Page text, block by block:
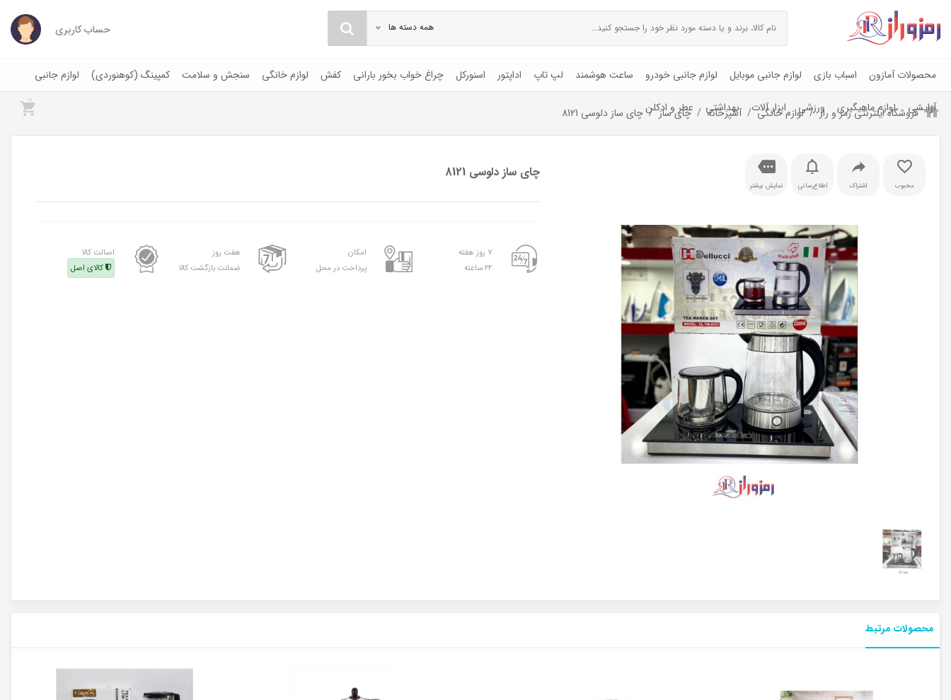
همه دسته ها حساب کاربری
محصولات آمازون اسباب بازی لوازم جانبی موبایل لوازم جانبی خودرو ساعت هوشمند لپ تاپ اداپتور اسنورکل چراغ خواب بخور بارانی کفش لوازم خانگی سنجش و سلامت کمپینگ (کوهنوردی) لوازم جانبی
آرایشی لوازم ماهیگیری ورزشی ابزار آلات بهداشتی عطر و ادکلن
0
فروشگاه اینترنتی رمز و راز لوازم خانگی آشپزخانه چای ساز چای ساز دلوسی 8121
محبوب اشتراک اطلاع‌رسانی نمایش بیشتر
چای ساز دلوسی 8121
۷ روز هفته
۲۴ ساعته
امکان
پرداخت در محل
هفت روز
ضمانت بازگشت کالا
اصالت کالا
کالای اصل
محصولات مرتبط